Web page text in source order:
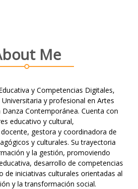
Me
y Competencias Digitales,
y profesional en Artes
Danza Contemporánea. Cuenta con
educativo y cultural,
gestora y coordinadora de
y culturales. Su trayectoria
y la gestión, promoviendo
desarrollo de competencias
de iniciativas culturales orientadas al
y la transformación social.